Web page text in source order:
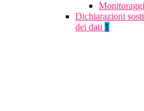
Dichiarazioni
dei dati 1